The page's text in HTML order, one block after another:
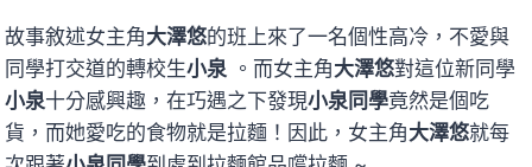
故事敘述女主角大澤悠的班上來了一名個性高冷，不愛與
同學打交道的轉校生小泉 。而女主角大澤悠對這位新同學
小泉十分感興趣，在巧遇之下發現小泉同學竟然是個吃
貨，而她愛吃的食物就是拉麵！因此，女主角大澤悠就每